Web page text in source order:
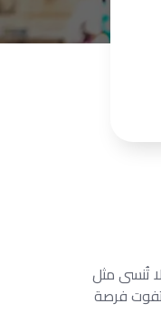
تُنسى مثل
تفوت فرصة